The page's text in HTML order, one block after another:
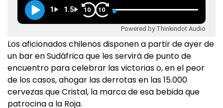
1 1.5 10 10
Powered by Thinkindot Audio
Los aficionados chilenos disponen a partir de ayer de
un bar en Sudáfrica que les servirá de punto de
encuentro para celebrar las victorias o, en el peor
de los casos, ahogar las derrotas en las 15.000
cervezas que Cristal, la marca de esa bebida que
patrocina a la Roja.